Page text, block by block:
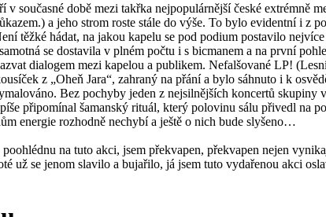
v současné době mezi takřka nejpopulárnější české extrémně
a jeho strom roste stále do výše. To bylo evidentní i z
těžké hádat, na jakou kapelu se pod podium postavilo
se dostavila v plném počtu i s bicmanem a na první
dialogem mezi kapelou a publikem. Nefalšované LP!
z „Oheň Jara“, zahraný na přání a bylo sáhnuto i k
Bez pochyby jeden z nejsilnějších koncertů
připomínal šamanský rituál, který polovinu sálu přivedl na
energie rozhodně nechybí a ještě o nich bude slyšeno…
na tuto akci, jsem překvapen, překvapen nejen
už se jenom slavilo a bujařilo, já jsem tuto vydařenou akci